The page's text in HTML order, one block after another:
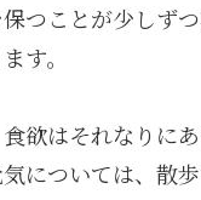
つことが少しず
す。
欲はそれなりに
については、散